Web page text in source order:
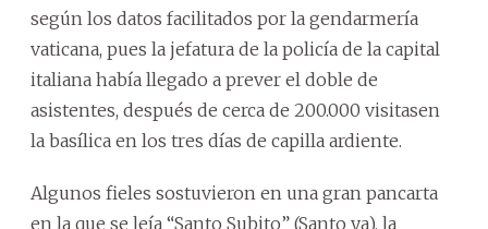
según los datos facilitados por la gendarmería
vaticana, pues la jefatura de la policía de la capital
italiana había llegado a prever el doble de
asistentes, después de cerca de 200.000 visitasen
la basílica en los tres días de capilla ardiente.
Algunos fieles sostuvieron en una gran pancarta
en la que se leía “Santo Subito” (Santo ya), la